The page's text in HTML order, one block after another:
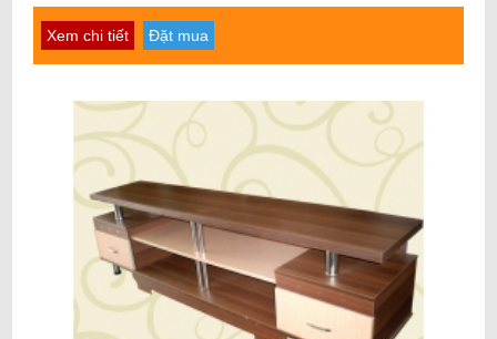
Xem chi tiết Đặt mua